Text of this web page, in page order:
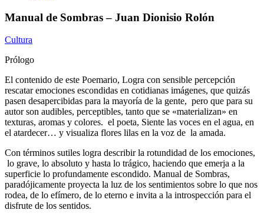
Manual de Sombras – Juan Dionisio Rolón
Cultura
Prólogo
El contenido de este Poemario, Logra con sensible percepción
rescatar emociones escondidas en cotidianas imágenes, que quizás
pasen desapercibidas para la mayoría de la gente, pero que para su
autor son audibles, perceptibles, tanto que se «materializan» en
texturas, aromas y colores. el poeta, Siente las voces en el agua, en
el atardecer… y visualiza flores lilas en la voz de la amada.
Con términos sutiles logra describir la rotundidad de los emociones,
lo grave, lo absoluto y hasta lo trágico, haciendo que emerja a la
superficie lo profundamente escondido. Manual de Sombras,
paradójicamente proyecta la luz de los sentimientos sobre lo que nos
rodea, de lo efímero, de lo eterno e invita a la introspección para el
disfrute de los sentidos.